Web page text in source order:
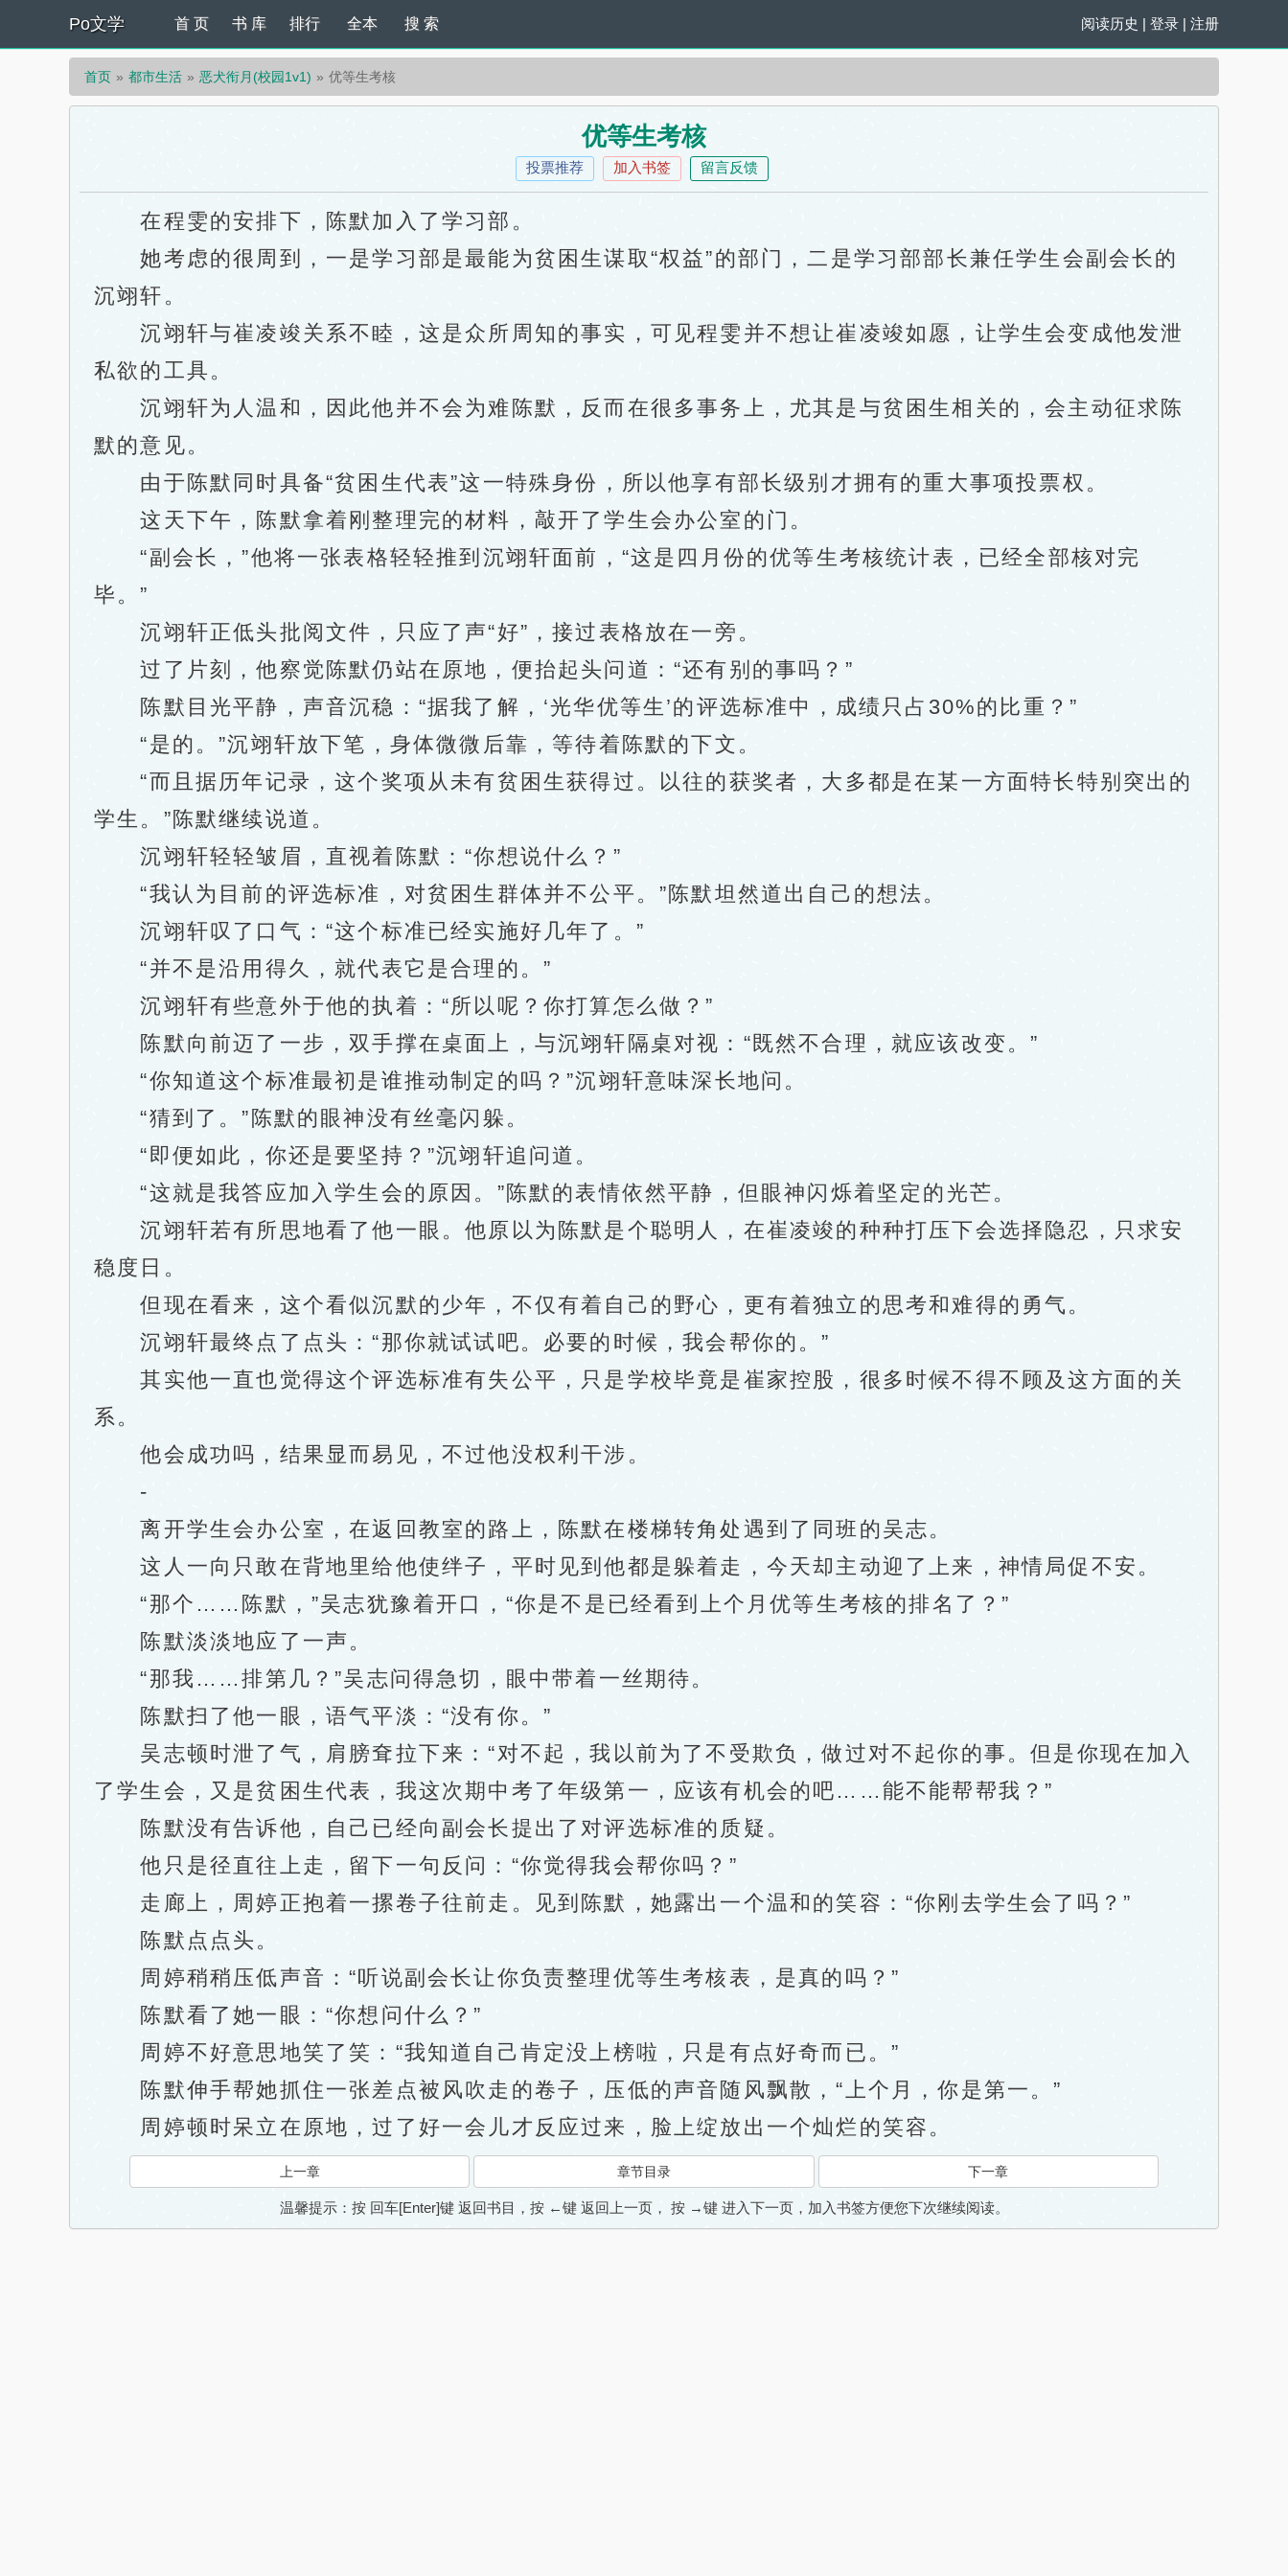
Po文学 阅读历史 | 登录 | 注册
首 页 书 库 排行 全本 搜 索
首页 都市生活 恶犬衔月(校园1v1) 优等生考核
优等生考核
投票推荐 加入书签 留言反馈
在程雯的安排下，陈默加入了学习部。
她考虑的很周到，一是学习部是最能为贫困生谋取“权益”的部门，二是学习部部长兼任学生会副会长的
沉翊轩。
沉翊轩与崔凌竣关系不睦，这是众所周知的事实，可见程雯并不想让崔凌竣如愿，让学生会变成他发泄
私欲的工具。
沉翊轩为人温和，因此他并不会为难陈默，反而在很多事务上，尤其是与贫困生相关的，会主动征求陈
默的意见。
由于陈默同时具备“贫困生代表”这一特殊身份，所以他享有部长级别才拥有的重大事项投票权。
这天下午，陈默拿着刚整理完的材料，敲开了学生会办公室的门。
“副会长，”他将一张表格轻轻推到沉翊轩面前，“这是四月份的优等生考核统计表，已经全部核对完
毕。”
沉翊轩正低头批阅文件，只应了声“好”，接过表格放在一旁。
过了片刻，他察觉陈默仍站在原地，便抬起头问道：“还有别的事吗？”
陈默目光平静，声音沉稳：“据我了解，‘光华优等生’的评选标准中，成绩只占30%的比重？”
“是的。”沉翊轩放下笔，身体微微后靠，等待着陈默的下文。
“而且据历年记录，这个奖项从未有贫困生获得过。以往的获奖者，大多都是在某一方面特长特别突出的
学生。”陈默继续说道。
沉翊轩轻轻皱眉，直视着陈默：“你想说什么？”
“我认为目前的评选标准，对贫困生群体并不公平。”陈默坦然道出自己的想法。
沉翊轩叹了口气：“这个标准已经实施好几年了。”
“并不是沿用得久，就代表它是合理的。”
沉翊轩有些意外于他的执着：“所以呢？你打算怎么做？”
陈默向前迈了一步，双手撑在桌面上，与沉翊轩隔桌对视：“既然不合理，就应该改变。”
“你知道这个标准最初是谁推动制定的吗？”沉翊轩意味深长地问。
“猜到了。”陈默的眼神没有丝毫闪躲。
“即便如此，你还是要坚持？”沉翊轩追问道。
“这就是我答应加入学生会的原因。”陈默的表情依然平静，但眼神闪烁着坚定的光芒。
沉翊轩若有所思地看了他一眼。他原以为陈默是个聪明人，在崔凌竣的种种打压下会选择隐忍，只求安
稳度日。
但现在看来，这个看似沉默的少年，不仅有着自己的野心，更有着独立的思考和难得的勇气。
沉翊轩最终点了点头：“那你就试试吧。必要的时候，我会帮你的。”
其实他一直也觉得这个评选标准有失公平，只是学校毕竟是崔家控股，很多时候不得不顾及这方面的关
系。
他会成功吗，结果显而易见，不过他没权利干涉。
-
离开学生会办公室，在返回教室的路上，陈默在楼梯转角处遇到了同班的吴志。
这人一向只敢在背地里给他使绊子，平时见到他都是躲着走，今天却主动迎了上来，神情局促不安。
“那个……陈默，”吴志犹豫着开口，“你是不是已经看到上个月优等生考核的排名了？”
陈默淡淡地应了一声。
“那我……排第几？”吴志问得急切，眼中带着一丝期待。
陈默扫了他一眼，语气平淡：“没有你。”
吴志顿时泄了气，肩膀耷拉下来：“对不起，我以前为了不受欺负，做过对不起你的事。但是你现在加入
了学生会，又是贫困生代表，我这次期中考了年级第一，应该有机会的吧……能不能帮帮我？”
陈默没有告诉他，自己已经向副会长提出了对评选标准的质疑。
他只是径直往上走，留下一句反问：“你觉得我会帮你吗？”
走廊上，周婷正抱着一摞卷子往前走。见到陈默，她露出一个温和的笑容：“你刚去学生会了吗？”
陈默点点头。
周婷稍稍压低声音：“听说副会长让你负责整理优等生考核表，是真的吗？”
陈默看了她一眼：“你想问什么？”
周婷不好意思地笑了笑：“我知道自己肯定没上榜啦，只是有点好奇而已。”
陈默伸手帮她抓住一张差点被风吹走的卷子，压低的声音随风飘散，“上个月，你是第一。”
周婷顿时呆立在原地，过了好一会儿才反应过来，脸上绽放出一个灿烂的笑容。
上一章 章节目录 下一章
温馨提示：按 回车[Enter]键 返回书目，按 ←键 返回上一页， 按 →键 进入下一页，加入书签方便您下次继续阅读。